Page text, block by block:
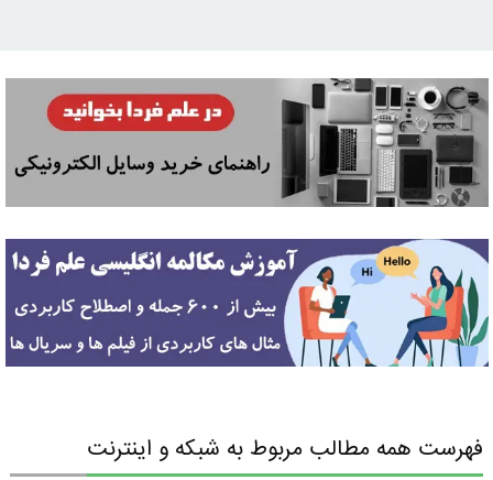
فهرست همه مطالب مربوط به شبکه و اینترنت